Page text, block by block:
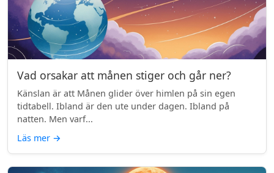
Vad orsakar att månen stiger och går ner?
Känslan är att Månen glider över himlen på sin egen
tidtabell. Ibland är den ute under dagen. Ibland på
natten. Men varf...
Läs mer →